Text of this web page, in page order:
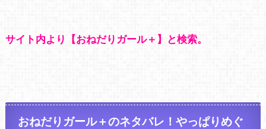
サイト内より【おねだりガール＋】と検索。
おねだりガール＋のネタバレ！やっぱりめぐ